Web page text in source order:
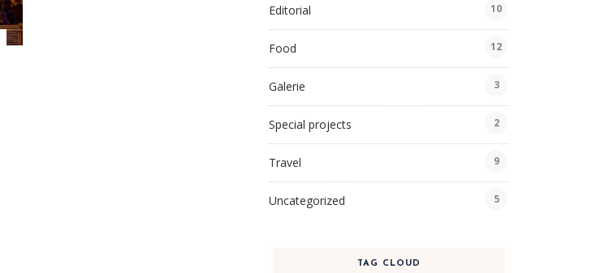
Editorial 10
Food 12
Galerie 3
Special projects 2
Travel 9
Uncategorized 5
TAG CLOUD